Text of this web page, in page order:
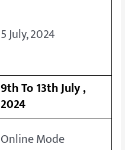
5 July, 2024
9th To 13th July ,
2024
Online Mode